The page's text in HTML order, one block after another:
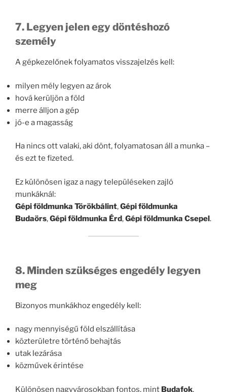
7. Legyen jelen egy döntéshozó
személy
A gépkezelőnek folyamatos visszajelzés kell:
milyen mély legyen az árok
hová kerüljön a föld
merre álljon a gép
jó-e a magasság
Ha nincs ott valaki, aki dönt, folyamatosan áll a munka –
és ezt te fizeted.
Ez különösen igaz a nagy településeken zajló
munkáknál:
Gépi földmunka Törökbálint,Gépi földmunka
Budaörs,Gépi földmunka Érd,Gépi földmunka Csepel.
8. Minden szükséges engedély legyen
meg
Bizonyos munkákhoz engedély kell:
nagy mennyiségű föld elszállítása
közterületre történő behajtás
utak lezárása
közművek érintése
Különösen nagyvárosokban fontos, mint Budafok,